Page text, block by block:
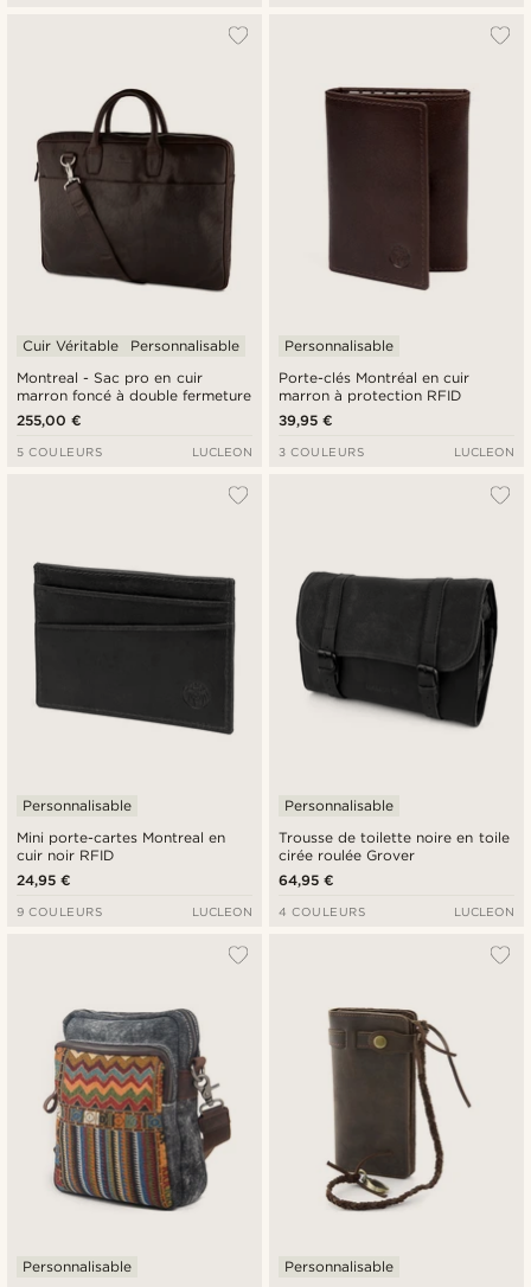
Montreal - Sac pro en cuir
marron foncé à double fermeture
Cuir Véritable Personnalisable
255,00 €
5 COULEURS LUCLEON
Porte-clés Montréal en cuir
marron à protection RFID
Personnalisable
39,95 €
3 COULEURS LUCLEON
Mini porte-cartes Montreal en
cuir noir RFID
Personnalisable
24,95 €
9 COULEURS LUCLEON
Trousse de toilette noire en toile
cirée roulée Grover
Personnalisable
64,95 €
4 COULEURS LUCLEON
Personnalisable Personnalisable